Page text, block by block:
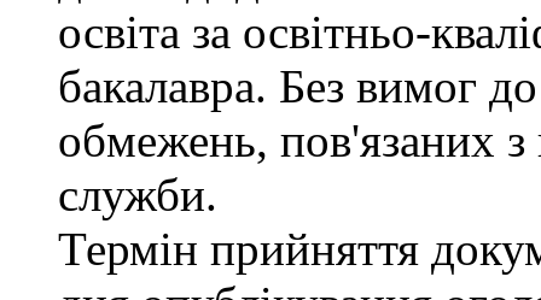
освіта за освітньо-
бакалавра. Без вимог
обмежень, пов'язаних
служби.
Термін прийняття